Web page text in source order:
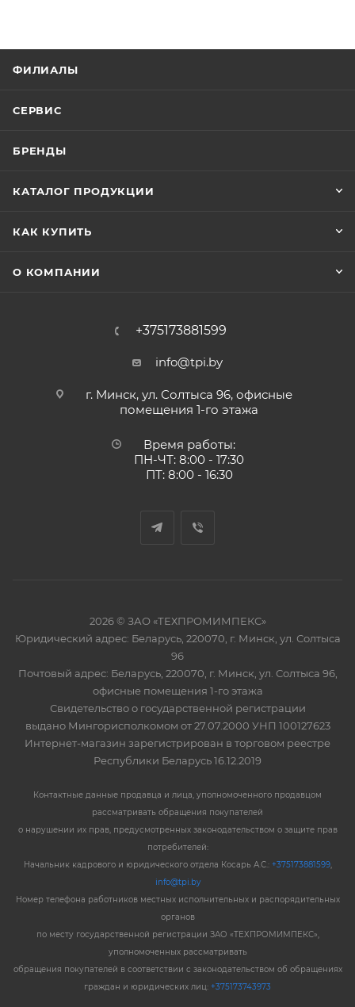
ФИЛИАЛЫ
СЕРВИС
БРЕНДЫ
КАТАЛОГ ПРОДУКЦИИ
КАК КУПИТЬ
О КОМПАНИИ
+375173881599
info@tpi.by
г. Минск, ул. Солтыса 96, офисные
помещения 1-го этажа
Время работы:
ПН-ЧТ: 8:00 - 17:30
ПТ: 8:00 - 16:30
2026 © ЗАО «ТЕХПРОМИМПЕКС»
Юридический адрес: Беларусь, 220070, г. Минск, ул. Солтыса
96
Почтовый адрес: Беларусь, 220070, г. Минск, ул. Солтыса 96,
офисные помещения 1-го этажа
Свидетельство о государственной регистрации
выдано Мингорисполкомом от 27.07.2000 УНП 100127623
Интернет-магазин зарегистрирован в торговом реестре
Республики Беларусь 16.12.2019
Контактные данные продавца и лица, уполномоченного продавцом
рассматривать обращения покупателей
о нарушении их прав, предусмотренных законодательством о защите прав
потребителей:
Начальник кадрового и юридического отдела Косарь А.С.: +375173881599,
info@tpi.by
Номер телефона работников местных исполнительных и распорядительных
органов
по месту государственной регистрации ЗАО «ТЕХПРОМИМПЕКС»,
уполномоченных рассматривать
обращения покупателей в соответствии с законодательством об обращениях
граждан и юридических лиц: +375173743973